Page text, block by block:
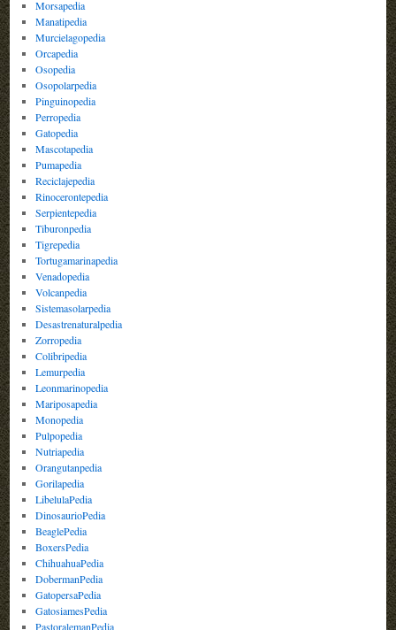
Morsapedia
Manatipedia
Murcielagopedia
Orcapedia
Osopedia
Osopolarpedia
Pinguinopedia
Perropedia
Gatopedia
Mascotapedia
Pumapedia
Reciclajepedia
Rinocerontepedia
Serpientepedia
Tiburonpedia
Tigrepedia
Tortugamarinapedia
Venadopedia
Volcanpedia
Sistemasolarpedia
Desastrenaturalpedia
Zorropedia
Colibripedia
Lemurpedia
Leonmarinopedia
Mariposapedia
Monopedia
Pulpopedia
Nutriapedia
Orangutanpedia
Gorilapedia
LibelulaPedia
DinosaurioPedia
BeaglePedia
BoxersPedia
ChihuahuaPedia
DobermanPedia
GatopersaPedia
GatosiamesPedia
PastoralemanPedia